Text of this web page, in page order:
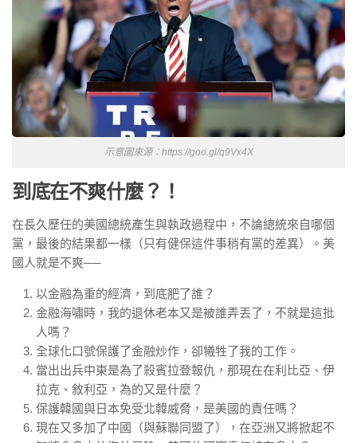
示意圖來源：https://goo.gl/q9Vx4X
到底在不爽什麼？！
在長久歷任的美國總統產生與執政過程中，不論總統來自哪個
黨，最後的結果都一樣（只有健保這件事稍有黨的差異）。美
國人就是不爽──
以金融為重的經濟，到底肥了誰？
金融海嘯時，我的退休老本又是被誰弄丟了，不就是這批
人嗎？
全球化口號保護了金融炒作，卻犧牲了我的工作。
當出出兵中東是為了殺賓拉登報仇，那現在在利比亞、伊
拉克、敘利亞，為的又是什麼？
保護韓國與日本免受北韓威脅，是美國的責任嗎？
現在又多加了中國（與蘇聯同盟了），在亞洲又將掀起不